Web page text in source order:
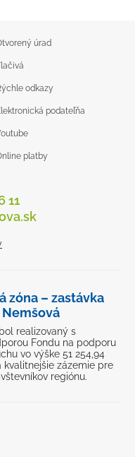
úrad
odkazy
podateľňa
platby
11
zóna – zastávka
realizovaný s
Fondu na podporu
vo výške 51 254,94
kvalitnejšie zázemie pre
regiónu.